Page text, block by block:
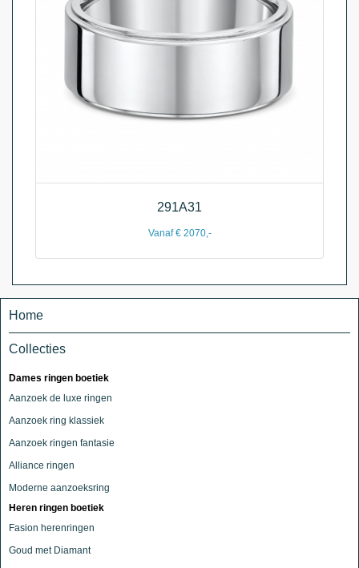
291A31
Vanaf € 2070,-
Home
Collecties
Dames ringen boetiek
Aanzoek de luxe ringen
Aanzoek ring klassiek
Aanzoek ringen fantasie
Alliance ringen
Moderne aanzoeksring
Heren ringen boetiek
Fasion herenringen
Goud met Diamant